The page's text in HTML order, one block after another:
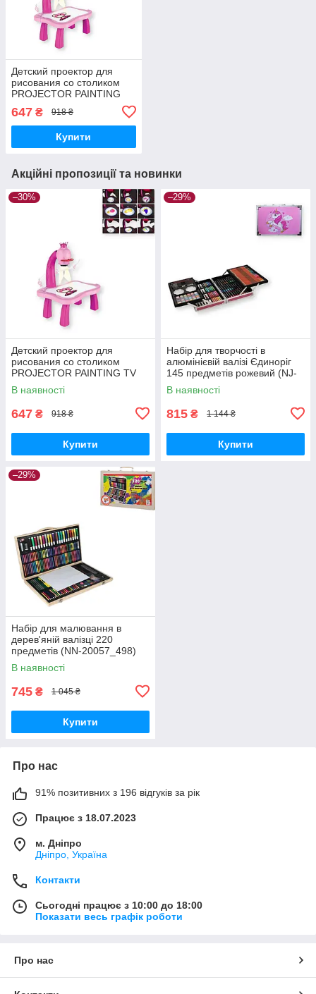
Детский проектор для
рисования со столиком
PROJECTOR PAINTING
розовый (TV-10017_373)
647 ₴ 918 ₴
Купити
Акційні пропозиції та новинки
–30%
Детский проектор для
рисования со столиком
PROJECTOR PAINTING TV
10017 8 слайдов розовый
(TV-10017_373)
В наявності
647 ₴ 918 ₴
Купити
–29%
Набір для творчості в
алюмінієвій валізі Єдиноріг
145 предметів рожевий (NJ-
10449_664)
В наявності
815 ₴ 1 144 ₴
Купити
–29%
Набір для малювання в
дерев'яній валізці 220
предметів (NN-20057_498)
В наявності
745 ₴ 1 045 ₴
Купити
Про нас
91% позитивних з 196 відгуків за рік
Працює з 18.07.2023
м. Дніпро
Дніпро, Україна
Контакти
Сьогодні працює з 10:00 до 18:00
Показати весь графік роботи
Про нас